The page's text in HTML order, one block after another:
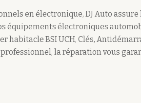
en électronique, DJ Auto
équipements électroniques
habitacle BSI UCH, Clés,
la réparation vous